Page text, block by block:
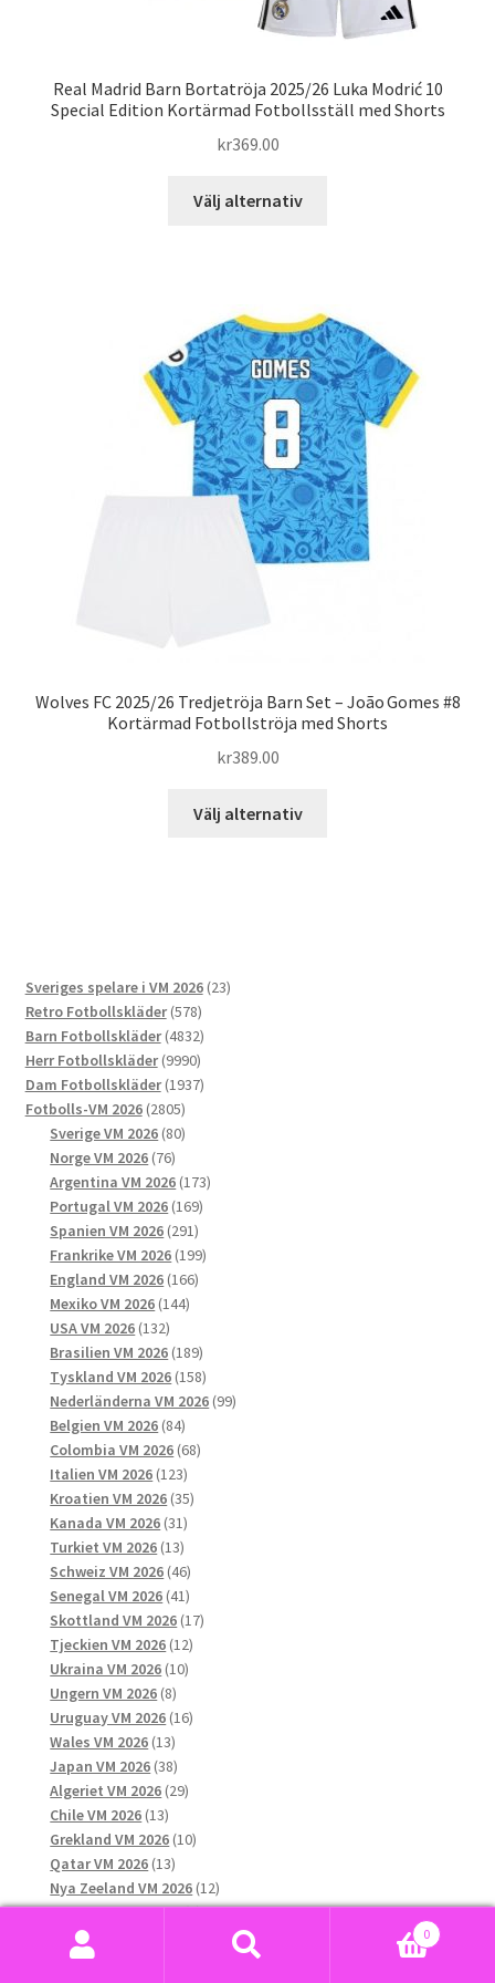
Real Madrid Barn Bortatröja 2025/26 Luka Modrić 10
Special Edition Kortärmad Fotbollsställ med Shorts
kr369.00
Välj alternativ
varianter.
De
olika
alternativen
kan
väljas
på
produktsidan
Wolves FC 2025/26 Tredjetröja Barn Set – João Gomes #8
Kortärmad Fotbollströja med Shorts
kr389.00
Välj alternativ
Sveriges spelare i VM 2026 2323
Retro Fotbollskläder 578578
produkter
Barn Fotbollskläder 48324832
produkter
Herr Fotbollskläder 99909990
produkter
Dam Fotbollskläder 19371937
Fotbolls-VM 2026 28052805
produkter
Sverige VM 2026 8080
Norge VM 2026 7676
produkter
Argentina VM 2026 173173
Portugal VM 2026 169169
Spanien VM 2026 291291
produkter
Frankrike VM 2026 199199
England VM 2026 166166
Mexiko VM 2026 144144
USA VM 2026 132132
produkter
Brasilien VM 2026 189189
produkter
Tyskland VM 2026 158158
produkter
Nederländerna VM 2026 9999
Belgien VM 2026 8484
produkter
Colombia VM 2026 6868
Italien VM 2026 123123
produkter
Kroatien VM 2026 3535
Kanada VM 2026 3131
produkter
Turkiet VM 2026 1313
produkter
Schweiz VM 2026 4646
produkter
Senegal VM 2026 4141
produkter
Skottland VM 2026 1717
Tjeckien VM 2026 1212
Ukraina VM 2026 1010
Ungern VM 2026 88
produkter
Uruguay VM 2026 1616
Wales VM 2026 1313
produkter
Japan VM 2026 3838
produkter
Algeriet VM 2026 2929
Chile VM 2026 1313
produkter
Grekland VM 2026 1010
Qatar VM 2026 1313
produkter
Nya Zeeland VM 2026 1212
produkter
Nordirland VM 2026 66
produkter
Ecuador VM 2026
produkter
Paraguay VM 2026
0